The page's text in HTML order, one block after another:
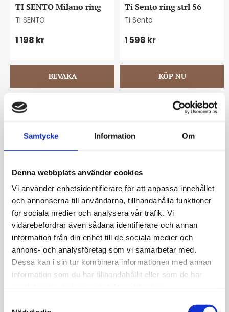
Samtycke Information Om
Denna webbplats använder cookies
Vi använder enhetsidentifierare för att anpassa innehållet
och annonserna till användarna, tillhandahålla funktioner
för sociala medier och analysera vår trafik. Vi
vidarebefordrar även sådana identifierare och annan
information från din enhet till de sociala medier och
annons- och analysföretag som vi samarbetar med.
Dessa kan i sin tur kombinera informationen med annan
information som du har tillhandahållit eller som de har
TI SENTO Milano ring
TI SENTO
1 198 kr
Ti Sento ring strl 56
Ti Sento
1 598 kr
Ti Sento ring strl 56
Ti Sento
1 998kr
Ti Sento ring strl 56
Ti Sento
2 398kr